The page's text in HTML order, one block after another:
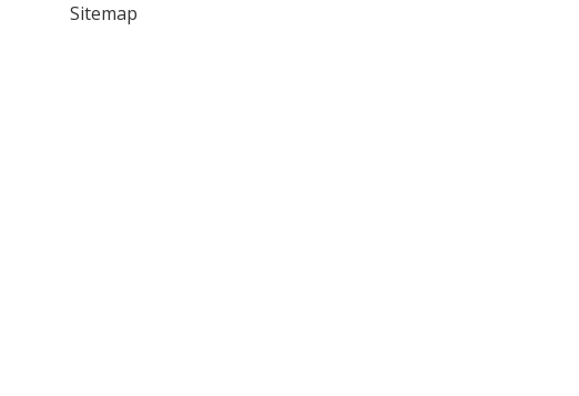
Sitemap